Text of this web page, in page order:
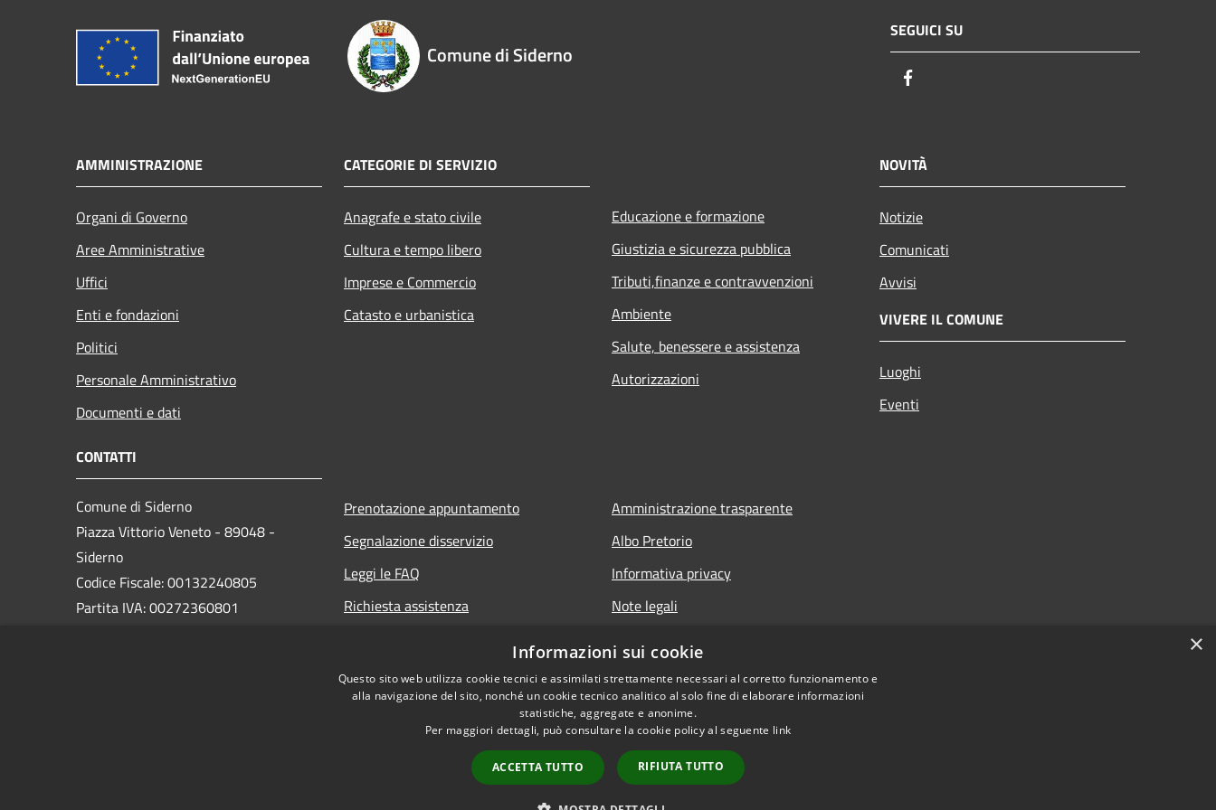
Comune di Siderno
SEGUICI SU
AMMINISTRAZIONE
Organi di Governo
Aree Amministrative
Uffici
Enti e fondazioni
Politici
Personale Amministrativo
Documenti e dati
CATEGORIE DI SERVIZIO
Anagrafe e stato civile
Cultura e tempo libero
Imprese e Commercio
Catasto e urbanistica
Educazione e formazione
Giustizia e sicurezza pubblica
Tributi,finanze e contravvenzioni
Ambiente
Salute, benessere e assistenza
Autorizzazioni
NOVITÀ
Notizie
Comunicati
Avvisi
VIVERE IL COMUNE
Luoghi
Eventi
CONTATTI
Comune di Siderno
Piazza Vittorio Veneto - 89048 -
Siderno
Codice Fiscale: 00132240805
Partita IVA: 00272360801
Prenotazione appuntamento
Segnalazione disservizio
Leggi le FAQ
Richiesta assistenza
Amministrazione trasparente
Albo Pretorio
Informativa privacy
Note legali
×
Informazioni sui cookie
Questo sito web utilizza cookie tecnici e assimilati strettamente necessari al corretto funzionamento e
alla navigazione del sito, nonché un cookie tecnico analitico al solo fine di elaborare informazioni
statistiche, aggregate e anonime.
Per maggiori dettagli, può consultare la cookie policy al seguente link
ACCETTA TUTTO RIFIUTA TUTTO